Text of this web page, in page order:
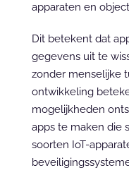
apparaten en
Dit betekent dat
gegevens uit te
zonder menselijke
ontwikkeling
mogelijkheden
apps te maken die
soorten IoT-